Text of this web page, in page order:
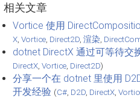
相关文章
Vortice 使用
X Vortice Direct2D 渲染
dotnet DirectX 通过可等待交
DirectX Vortice Direct2D)
分享一个在 dotnet 里使用
开发经验 (C# D2D DirectX